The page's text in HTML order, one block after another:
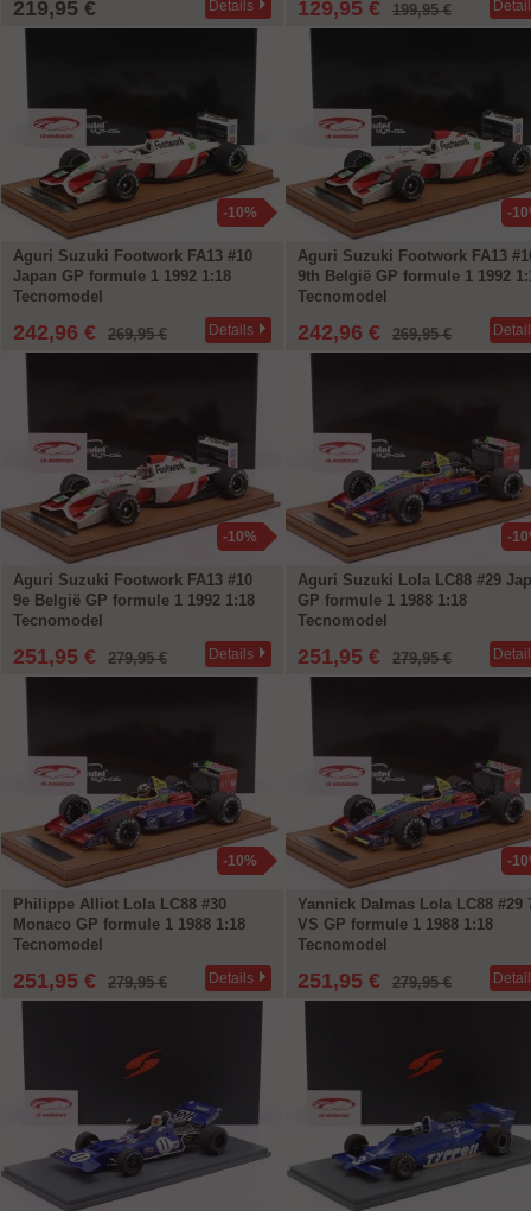
219,95 € Details 129,95 € 199,95 €
-10%
Aguri Suzuki Footwork FA13 #10
Japan GP formule 1 1992 1:18
Tecnomodel
242,96 € 269,95 € Details
-
Aguri Suzuki Footwork FA13
9th België GP formule 1 1992
Tecnomodel
242,96 € 269,95 €
-10%
Aguri Suzuki Footwork FA13 #10
9e België GP formule 1 1992 1:18
Tecnomodel
251,95 € 279,95 € Details
-
Aguri Suzuki Lola LC88 #29
GP formule 1 1988 1:18
Tecnomodel
251,95 € 279,95 €
-10%
Philippe Alliot Lola LC88 #30
Monaco GP formule 1 1988 1:18
Tecnomodel
251,95 € 279,95 € Details
-
Yannick Dalmas Lola LC88 #29
VS GP formule 1 1988 1:18
Tecnomodel
251,95 € 279,95 €